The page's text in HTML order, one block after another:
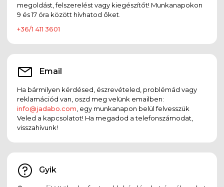
megoldást, felszerelést vagy kiegészítőt! Munkanapokon
9 és 17 óra között hívhatod őket.
+36/1 411 3601
Email
Ha bármilyen kérdésed, észrevételed, problémád vagy
reklamációd van, oszd meg velünk emailben:
info@jadabo.com , egy munkanapon belül felvesszük
Veled a kapcsolatot! Ha megadod a telefonszámodat,
visszahívunk!
Gyik